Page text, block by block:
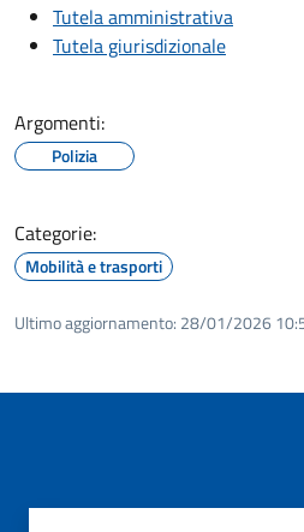
Tutela amministrativa
Tutela giurisdizionale
Argomenti:
Polizia
Categorie:
Mobilità e trasporti
Ultimo aggiornamento: 28/01/2026